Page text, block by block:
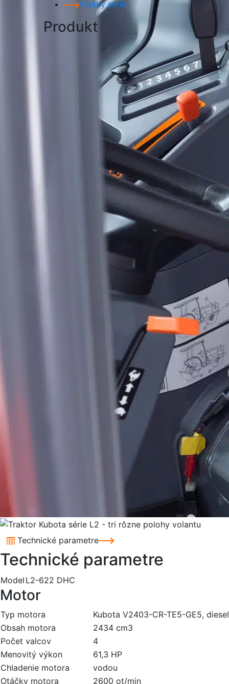
Všetky série
Produkt
Technické parametre
Technické parametre
Model L2-622 DHC
Motor
Typ motora
Kubota V2403-CR-TE5-GE5, diesel
Obsah motora
2434 cm3
Počet valcov
4
Menovitý výkon
61,3 HP
Chladenie motora
vodou
Otáčky motora
2600 ot/min